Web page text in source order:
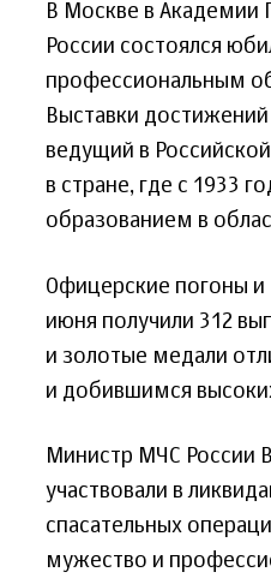
В Москве в Академии
России состоялся
профессиональным
Выставки
ведущий в
в стране, где с 1933
образованием в
Офицерские погоны
июня получили 312
и золотые медали
и добившимся
Министр МЧС России
участвовали в
спасательных
мужество и